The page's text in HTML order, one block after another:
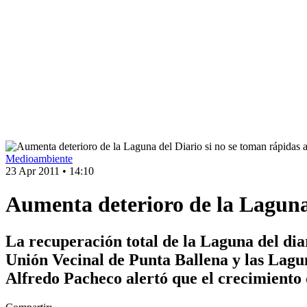
Medioambiente
23 Apr 2011 • 14:10
Aumenta deterioro de la
La recuperación total de la Laguna del
Unión Vecinal de Punta Ballena y las
Alfredo Pacheco alertó que el crecimiento